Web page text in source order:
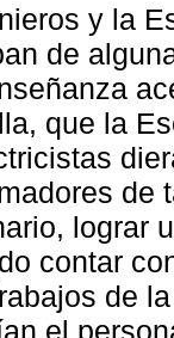
y la
de
que la
de
lograr
contar
de
el